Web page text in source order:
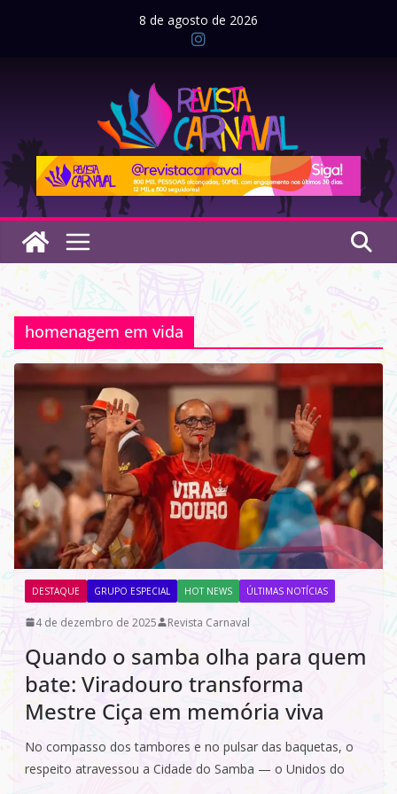
8 de agosto de 2026
homenagem em vida
DESTAQUE GRUPO ESPECIAL HOT NEWS ÚLTIMAS NOTÍCIAS
4 de dezembro de 2025 Revista Carnaval
Quando o samba olha para quem
bate: Viradouro transforma
Mestre Ciça em memória viva
No compasso dos tambores e no pulsar das baquetas, o
respeito atravessou a Cidade do Samba — o Unidos do